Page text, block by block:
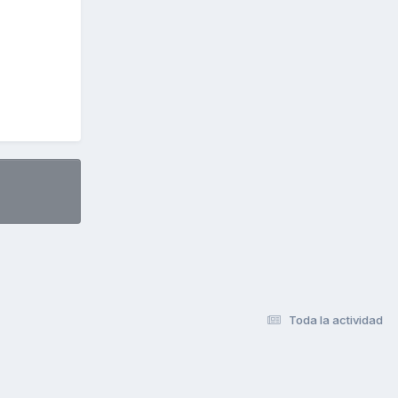
Toda la actividad